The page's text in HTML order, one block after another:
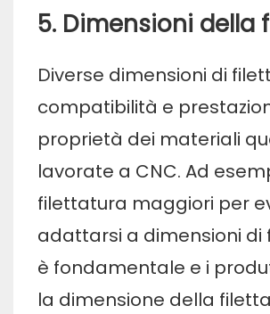
5. Dimensioni
Diverse dimensioni di
compatibilità e
proprietà dei materiali
lavorate a CNC. Ad
filettatura maggiori per
adattarsi a dimensioni di
è fondamentale e i
la dimensione della